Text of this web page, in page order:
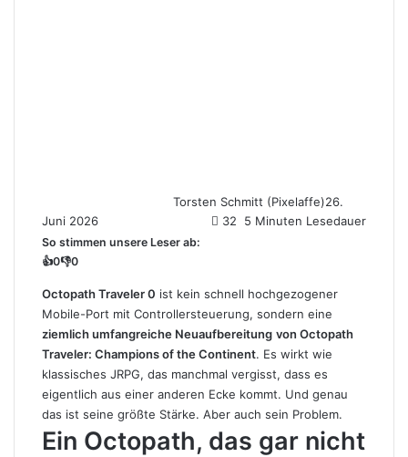
Torsten Schmitt (Pixelaffe)26.
Juni 2026
32 5 Minuten Lesedauer
So stimmen unsere Leser ab:
👍0👎0
Octopath Traveler 0 ist kein schnell hochgezogener
Mobile-Port mit Controllersteuerung, sondern eine
ziemlich umfangreiche Neuaufbereitung von Octopath
Traveler: Champions of the Continent. Es wirkt wie
klassisches JRPG, das manchmal vergisst, dass es
eigentlich aus einer anderen Ecke kommt. Und genau
das ist seine größte Stärke. Aber auch sein Problem.
Ein Octopath, das gar nicht